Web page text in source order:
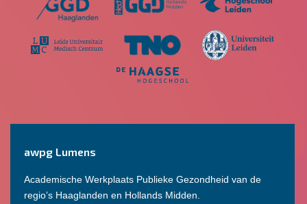
awpg Lumens
Academische Werkplaats Publieke Gezondheid van de
regio’s Haaglanden en Hollands Midden.